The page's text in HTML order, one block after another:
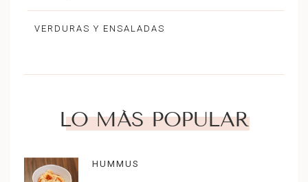
VERDURAS Y ENSALADAS
LO MÁS POPULAR
HUMMUS